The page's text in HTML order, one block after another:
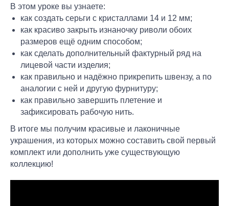
В этом уроке вы узнаете:
как создать серьги с кристаллами 14 и 12 мм;
как красиво закрыть изнаночку риволи обоих
размеров ещё одним способом;
как сделать дополнительный фактурный ряд на
лицевой части изделия;
как правильно и надёжно прикрепить швензу, а по
аналогии с ней и другую фурнитуру;
как правильно завершить плетение и
зафиксировать рабочую нить.
В итоге мы получим красивые и лаконичные
украшения, из которых можно составить свой первый
комплект или дополнить уже существующую
коллекцию!